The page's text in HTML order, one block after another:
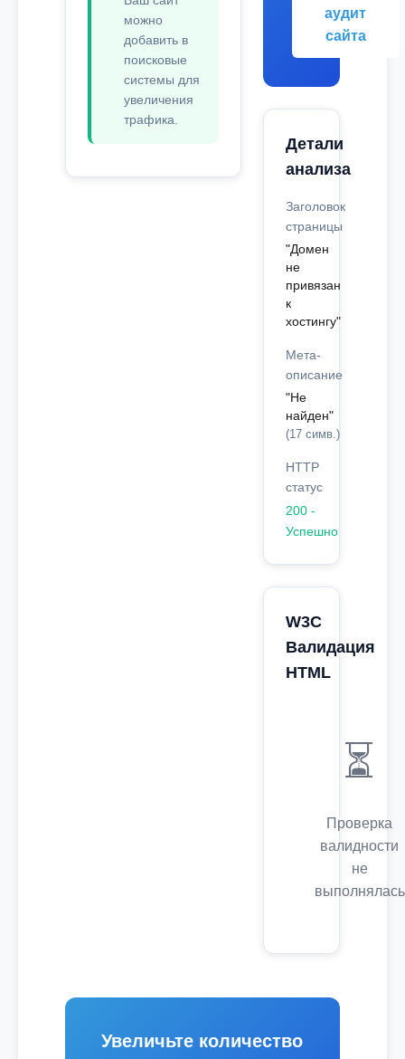
можно
добавить в
поисковые
системы для
увеличения
трафика.
аудит
сайта
Детали
анализа
Заголовок
страницы
"Домен
не
привязан
к
хостингу"
Мета-
описание
"Не
найден"
(17 симв.)
HTTP
статус
200 -
Успешно
W3C
Валидация
HTML
⏳
Проверка
валидности
не
выполнялась
Увеличьте количество